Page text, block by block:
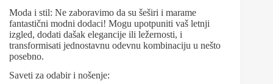
Moda i stil: Ne zaboravimo da su šeširi i marame
fantastični modni dodaci! Mogu upotpuniti vaš letnji
izgled, dodati dašak elegancije ili ležernosti, i
transformisati jednostavnu odevnu kombinaciju u nešto
posebno.
Saveti za odabir i nošenje: